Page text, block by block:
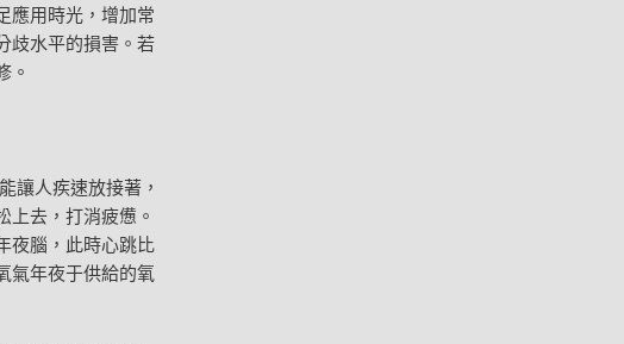
應用時光，增加常
歧水平的損害。若
。
讓人疾速放接著，
去，打消疲憊。
夜腦，此時心跳比
氣年夜于供給的氧